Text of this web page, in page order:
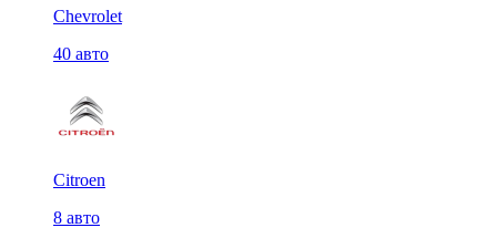
Chevrolet
40 авто
Citroen
8 авто